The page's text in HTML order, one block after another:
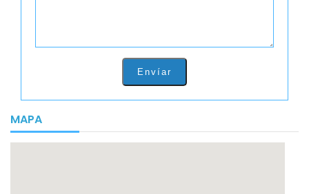
Envíar
MAPA